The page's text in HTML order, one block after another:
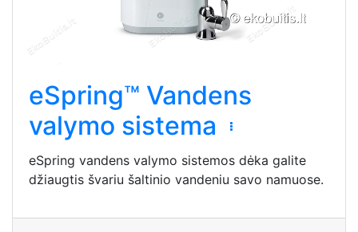
eSpring™ Vandens
valymo sistema
eSpring vandens valymo sistemos dėka galite
džiaugtis švariu šaltinio vandeniu savo namuose.